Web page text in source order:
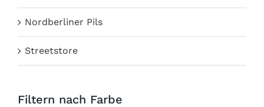
Nordberliner Pils
Streetstore
Filtern nach Farbe